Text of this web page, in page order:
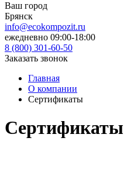
Ваш город
Брянск
info@ecokompozit.ru
ежедневно 09:00-18:00
8 (800) 301-60-50
Заказать звонок
Главная
О компании
Сертификаты
Сертификаты